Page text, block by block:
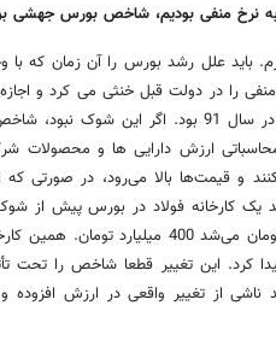
نرخ منفی بودیم، شاخص بورس جهشی
باید علل رشد بورس را آن زمان که
را در دولت قبل خنثی می کرد و
ارزش دارایی ها و محصولات
و قیمت‌ها بالا می‌رود، در صورتی که
1200 میلیارد تومان پیدا کرد. این تغییر قطعا شاخص
ناشی از تغییر واقعی در ارزش